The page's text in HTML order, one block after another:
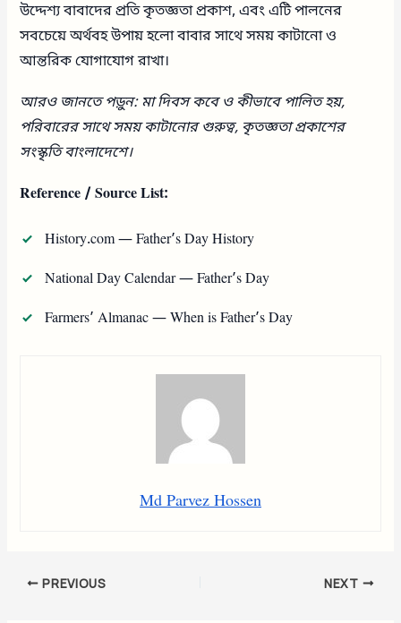
উদ্দেশ্য বাবাদের প্রতি কৃতজ্ঞতা প্রকাশ, এবং এটি পালনের
সবচেয়ে অর্থবহ উপায় হলো বাবার সাথে সময় কাটানো ও
আন্তরিক যোগাযোগ রাখা।
আরও জানতে পড়ুন: মা দিবস কবে ও কীভাবে পালিত হয়,
পরিবারের সাথে সময় কাটানোর গুরুত্ব, কৃতজ্ঞতা প্রকাশের
সংস্কৃতি বাংলাদেশে।
Reference / Source List:
History.com — Father’s Day History
National Day Calendar — Father’s Day
Farmers’ Almanac — When is Father’s Day
Md Parvez Hossen
PREVIOUS NEXT